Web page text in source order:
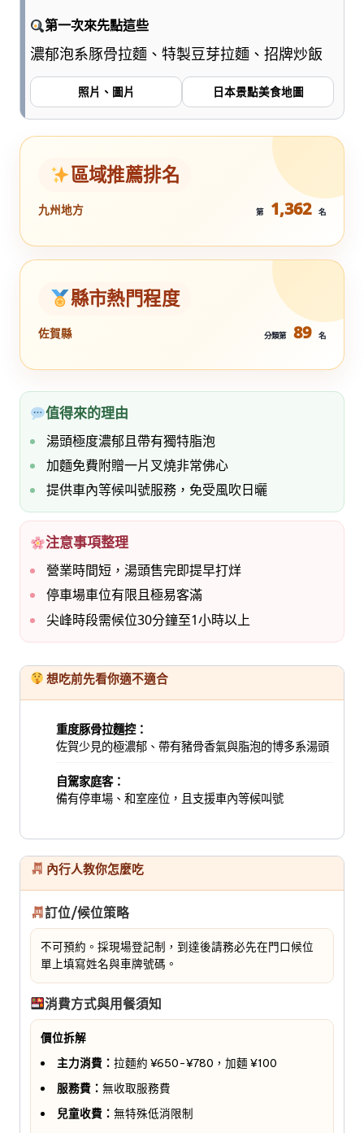
第一次來先點這些
濃郁泡系豚骨拉麵、特製豆芽拉麵、招牌炒飯
照片、圖片 日本景點美食地圖
區域推薦排名
九州地方 第 1,362 名
縣市熱門程度
佐賀縣 分類第 89 名
值得來的理由
湯頭極度濃郁且帶有獨特脂泡
加麵免費附贈一片叉燒非常佛心
提供車內等候叫號服務，免受風吹日曬
注意事項整理
營業時間短，湯頭售完即提早打烊
停車場車位有限且極易客滿
尖峰時段需候位30分鐘至1小時以上
想吃前先看你適不適合
重度豚骨拉麵控：
佐賀少見的極濃郁、帶有豬骨香氣與脂泡的博多系湯頭
自駕家庭客：
備有停車場、和室座位，且支援車內等候叫號
內行人教你怎麼吃
訂位/候位策略
不可預約。採現場登記制，到達後請務必先在門口候位
單上填寫姓名與車牌號碼。
消費方式與用餐須知
價位拆解
主力消費： 拉麵約 ¥650-¥780，加麵 ¥100
服務費： 無收取服務費
兒童收費： 無特殊低消限制